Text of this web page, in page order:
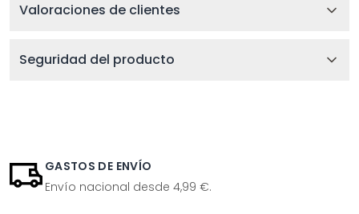
Valoraciones de clientes
Seguridad del producto
GASTOS DE ENVÍO
Envío nacional desde 4,99 €.